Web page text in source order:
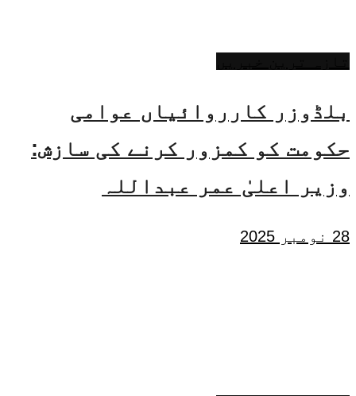
بلڈوزر کارروائیاں عوامی
حکومت کو کمزور کرنے کی سازش:
وزیر اعلیٰ عمر عبداللہ
28 نومبر 2025